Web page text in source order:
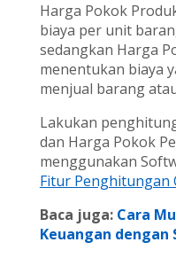
Harga Pokok
biaya per unit
sedangkan Harga
menentukan biaya
menjual barang
Lakukan
dan Harga Pokok
menggunakan
Fitur Penghitungan
Baca juga: Cara
Keuangan